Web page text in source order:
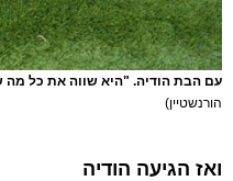
עם הבת הודיה. "היא שווה את כל מה
הורנשטיין)
ואז הגיעה הודיה